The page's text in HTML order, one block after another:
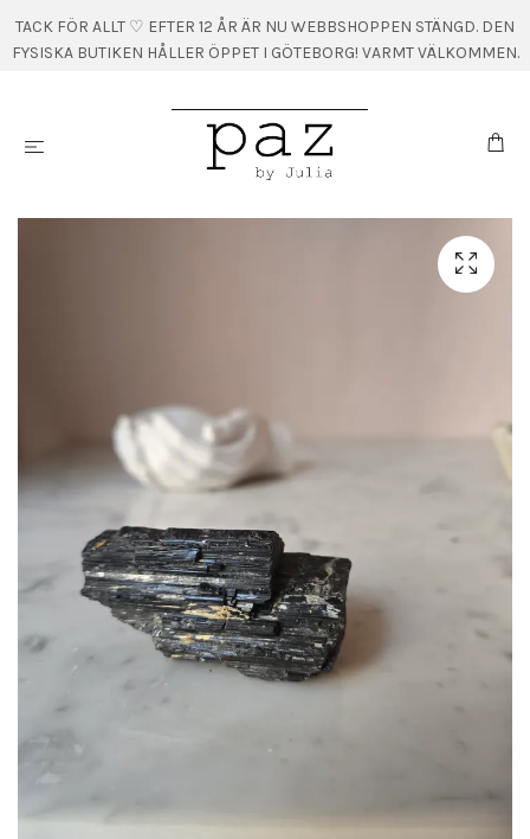
TACK FÖR ALLT ♡ EFTER 12 ÅR ÄR NU WEBBSHOPPEN STÄNGD. DEN
FYSISKA BUTIKEN HÅLLER ÖPPET I GÖTEBORG! VARMT VÄLKOMMEN.